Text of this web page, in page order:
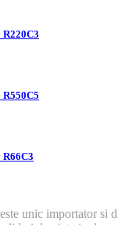
unic importator si